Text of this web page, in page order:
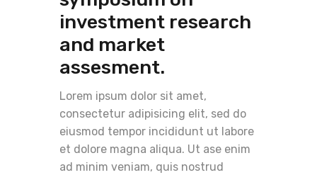
investment research
and market
assesment.
Lorem ipsum dolor sit amet,
consectetur adipisicing elit, sed do
eiusmod tempor incididunt ut labore
et dolore magna aliqua. Ut ase enim
ad minim veniam, quis nostrud